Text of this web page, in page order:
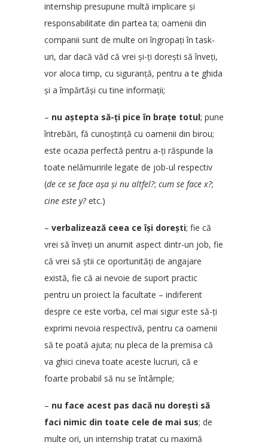
internship presupune multă implicare și
responsabilitate din partea ta; oamenii din
companii sunt de multe ori îngropați în task-
uri, dar dacă văd că vrei și-ți dorești să înveți,
vor aloca timp, cu siguranță, pentru a te ghida
și a împărtăși cu tine informații;
– nu aștepta să-ți pice în brațe totul; pune
întrebări, fă cunoștință cu oamenii din birou;
este ocazia perfectă pentru a-ți răspunde la
toate nelămuririle legate de job-ul respectiv
(de ce se face așa și nu altfel?; cum se face x?;
cine este y?etc.)
– verbalizează ceea ce își dorești; fie că
vrei să înveți un anumit aspect dintr-un job, fie
că vrei să știi ce oportunități de angajare
există, fie că ai nevoie de suport practic
pentru un proiect la facultate – indiferent
despre ce este vorba, cel mai sigur este să-ți
exprimi nevoia respectivă, pentru ca oamenii
să te poată ajuta; nu pleca de la premisa că
va ghici cineva toate aceste lucruri, că e
foarte probabil să nu se întâmple;
– nu face acest pas dacă nu dorești să
faci nimic din toate cele de mai sus; de
multe ori, un internship tratat cu maximă